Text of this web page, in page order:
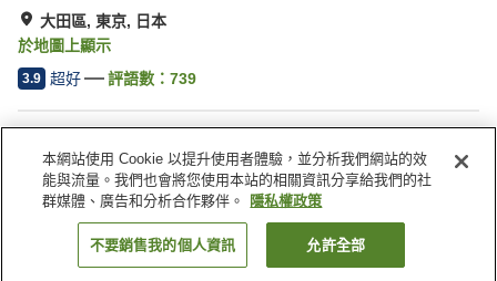
大田區, 東京, 日本
於地圖上顯示
3.9 超好 評語數： 739
Spa／美容沙龍
自動販賣機
付費洗衣房
宅配服務
日本 東京 大田區 東京 Panex 公園飯店
找客房
本網站使用 Cookie 以提升使用者體驗，並分析我們網站的效
能與流量。我們也會將您使用本站的相關資訊分享給我們的社
群媒體、廣告和分析合作夥伴。
隱私權政策
不要銷售我的個人資訊 允許全部